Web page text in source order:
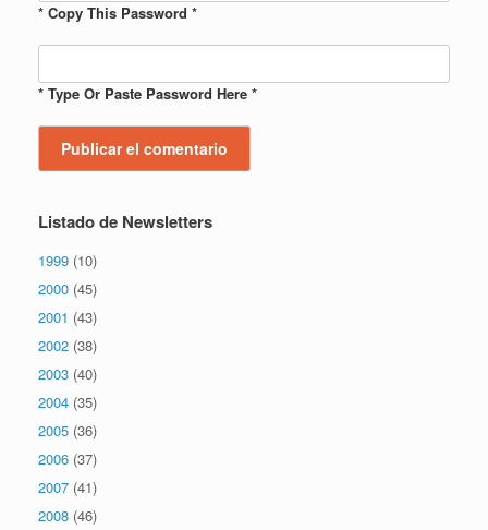
* Copy This Password *
* Type Or Paste Password Here *
Listado de Newsletters
1999 (10)
2000 (45)
2001 (43)
2002 (38)
2003 (40)
2004 (35)
2005 (36)
2006 (37)
2007 (41)
2008 (46)